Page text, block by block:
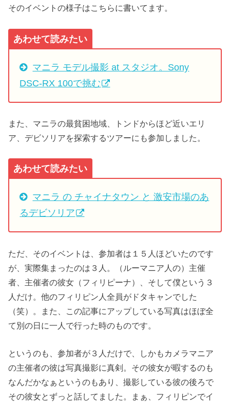
そのイベントの様子はこちらに書いてます。
あわせて読みたい
マニラ モデル撮影 at スタジオ。Sony
DSC-RX 100で挑む
また、マニラの最貧困地域、トンドからほど近いエリ
ア、デビソリアを探索するツアーにも参加しました。
あわせて読みたい
マニラ の チャイナタウン と 激安市場のあ
るデビソリア
ただ、そのイベントは、参加者は１５人ほどいたのです
が、実際集まったのは３人。（ルーマニア人の）主催
者、主催者の彼女（フィリピーナ）、そして僕という３
人だけ。他のフィリピン人全員がドタキャンでした
（笑）。また、この記事にアップしている写真はほぼ全
て別の日に一人で行った時のものです。
というのも、参加者が３人だけで、しかもカメラマニア
の主催者の彼は写真撮影に真剣。その彼女が暇するのも
なんだかなぁというのもあり、撮影している彼の後ろで
その彼女とずっと話してました。まぁ、フィリピンでイ